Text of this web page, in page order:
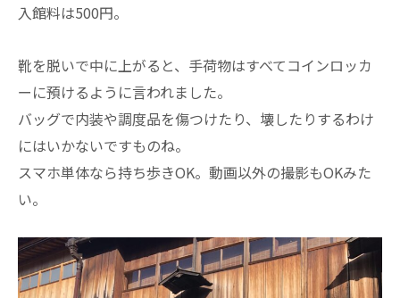
入館料は500円。
靴を脱いで中に上がると、手荷物はすべてコインロッカ
ーに預けるように言われました。
バッグで内装や調度品を傷つけたり、壊したりするわけ
にはいかないですものね。
スマホ単体なら持ち歩きOK。動画以外の撮影もOKみた
い。